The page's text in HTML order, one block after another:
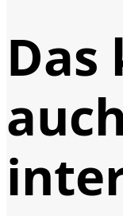
Das
auch